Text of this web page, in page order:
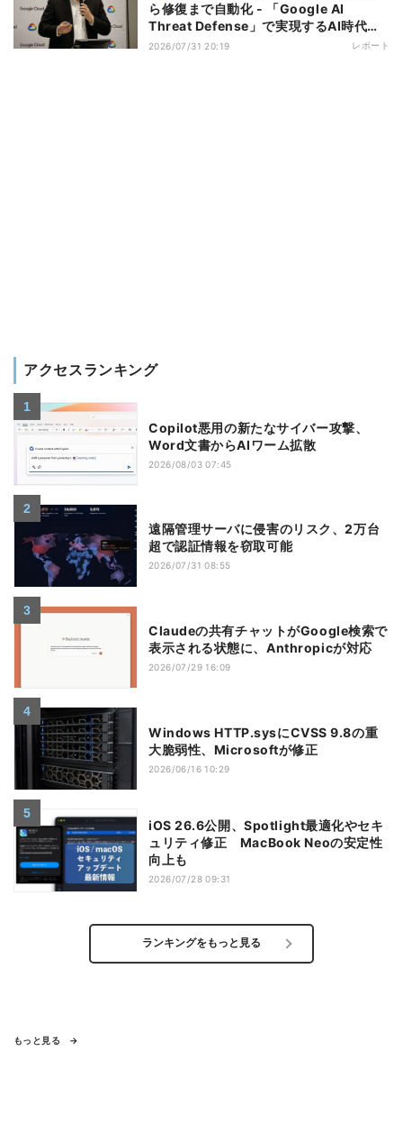
ら修復まで自動化 - 「Google AI
Threat Defense」で実現するAI時代の
防御戦略
2026/07/31 20:19 レポート
アクセスランキング
Copilot悪用の新たなサイバー攻撃、
Word文書からAIワーム拡散
2026/08/03 07:45
遠隔管理サーバに侵害のリスク、2万台
超で認証情報を窃取可能
2026/07/31 08:55
Claudeの共有チャットがGoogle検索で
表示される状態に、Anthropicが対応
2026/07/29 16:09
Windows HTTP.sysにCVSS 9.8の重
大脆弱性、Microsoftが修正
2026/06/16 10:29
iOS 26.6公開、Spotlight最適化やセキ
ュリティ修正 MacBook Neoの安定性
向上も
2026/07/28 09:31
ランキングをもっと見る
もっと見る